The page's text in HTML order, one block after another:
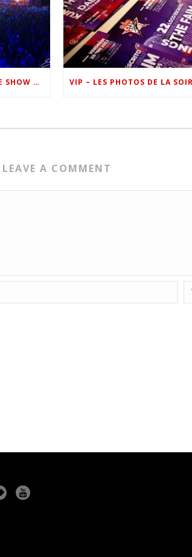
ONE FM STAR NIGHT 2022: LE SHOW EN IMAGES
LEAVE A COMMENT